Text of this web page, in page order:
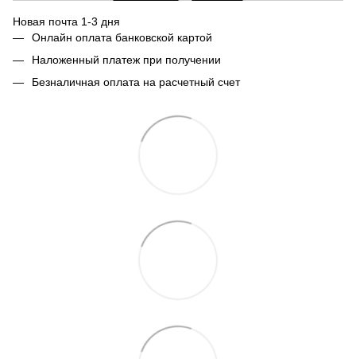
Новая почта 1-3 дня
Онлайн оплата банковской картой
Наложенный платеж при получении
Безналичная оплата на расчетный счет